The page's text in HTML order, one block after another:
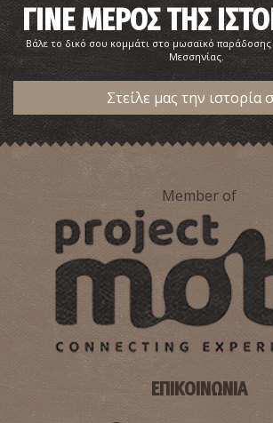
ΓΙΝΕ ΜΕΡΟΣ ΤΗΣ
Βάλε το δικό σου κομμάτι στο μωσαϊκό παράδοσης
Μεσσηνίας.
Στείλε μας την ιστορία
Member of
ΕΠΙΚΟΙΝΩΝΙΑ